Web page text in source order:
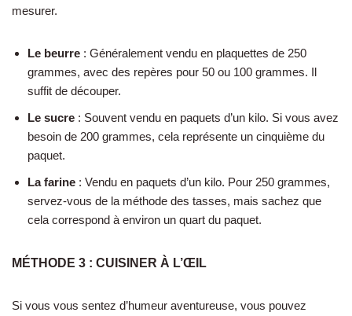
mesurer.
Le beurre : Généralement vendu en plaquettes de 250
grammes, avec des repères pour 50 ou 100 grammes. Il
suffit de découper.
Le sucre : Souvent vendu en paquets d’un kilo. Si vous avez
besoin de 200 grammes, cela représente un cinquième du
paquet.
La farine : Vendu en paquets d’un kilo. Pour 250 grammes,
servez-vous de la méthode des tasses, mais sachez que
cela correspond à environ un quart du paquet.
MÉTHODE 3 : CUISINER À L’ŒIL
Si vous vous sentez d’humeur aventureuse, vous pouvez